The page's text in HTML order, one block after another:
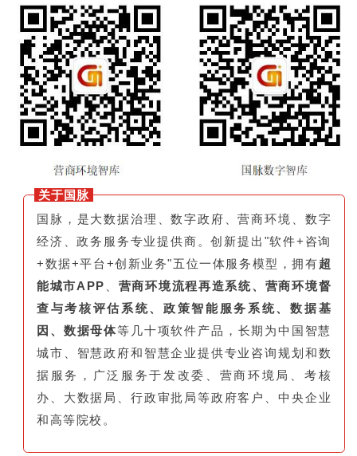
关于国脉
国脉，是大数据治理、数字政府、营商环境、数字
经济、政务服务专业提供商。创新提出"软件+咨询
+数据+平台+创新业务"五位一体服务模型，拥有超
能城市APP
营商环境流程再造系统、营商环境督
查与考核评估系统、政策智能服务系统、数据基
因、数据母体等几十项软件产品，长期为中国智慧
城市、智慧政府和智慧企业提供专业咨询规划和数
据服务，广泛服务于发改委、营商环境局、考核
办、大数据局、行政审批局等政府客户、中央企业
和高等院校。